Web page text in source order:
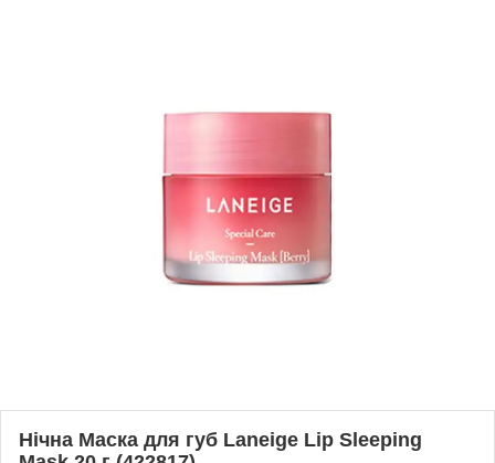
Нічна Маска для губ Laneige Lip Sleeping